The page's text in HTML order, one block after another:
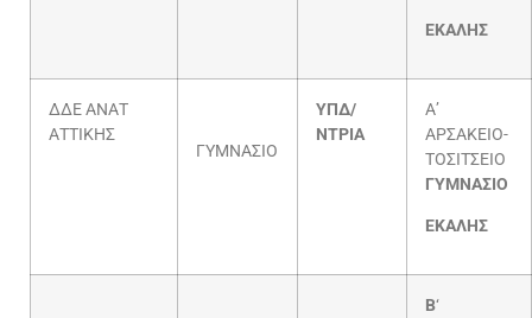
ΕΚΑΛΗΣ
ΔΔΕ ΑΝΑΤ
ΑΤΤΙΚΗΣ
ΓΥΜΝΑΣΙΟ
ΥΠΔ/
ΝΤΡΙΑ
Α’
ΑΡΣΑΚΕΙΟ-
ΤΟΣΙΤΣΕΙΟ
ΓΥΜΝΑΣΙΟ
ΕΚΑΛΗΣ
Β‘